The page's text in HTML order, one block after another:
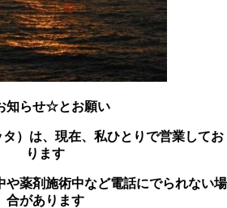
知らせ☆とお願い
）は、 現在、私ひとりで営業してお
ります
や薬剤施術中など電話にでられない場
合があります